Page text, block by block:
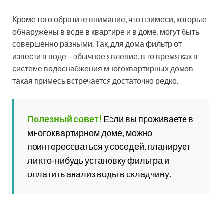
Кроме того обратите внимание, что примеси, которые
обнаружены в воде в квартире и в доме, могут быть
совершенно разными. Так, для дома фильтр от
извести в воде – обычное явление, в то время как в
системе водоснабжения многоквартирных домов
такая примесь встречается достаточно редко.
Полезный совет! Если вы проживаете в
многоквартирном доме, можно
поинтересоваться у соседей, планирует
ли кто-нибудь установку фильтра и
оплатить анализ воды в складчину.